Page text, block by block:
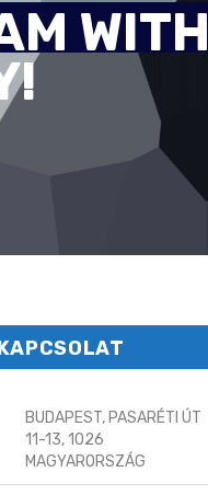
WITH
BUDAPEST, PASARÉTI ÚT
11-13, 1026
MAGYARORSZÁG